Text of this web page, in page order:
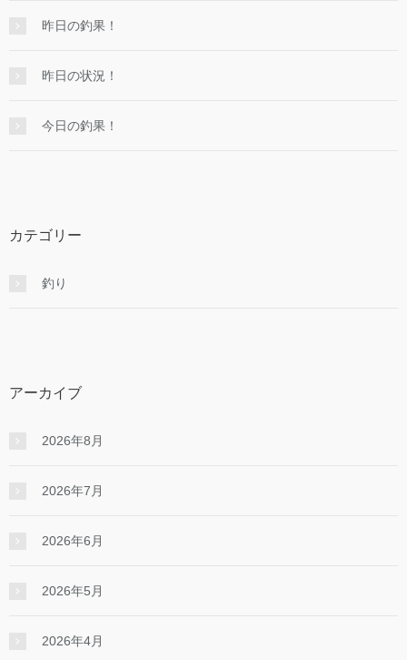
昨日の釣果！
昨日の状況！
今日の釣果！
カテゴリー
釣り
アーカイブ
2026年8月
2026年7月
2026年6月
2026年5月
2026年4月